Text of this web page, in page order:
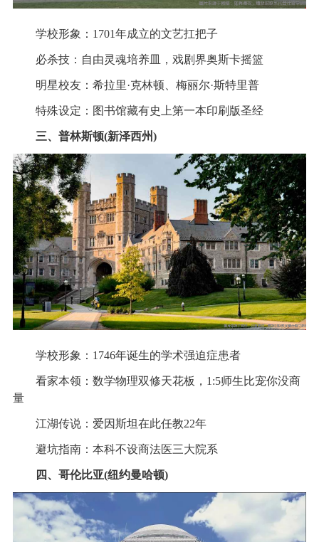
学校形象：1701年成立的文艺扛把子
必杀技：自由灵魂培养皿，戏剧界奥斯卡摇篮
明星校友：希拉里·克林顿、梅丽尔·斯特里普
特殊设定：图书馆藏有史上第一本印刷版圣经
三、普林斯顿(新泽西州)
学校形象：1746年诞生的学术强迫症患者
看家本领：数学物理双修天花板，1:5师生比宠你没商
量
江湖传说：爱因斯坦在此任教22年
避坑指南：本科不设商法医三大院系
四、哥伦比亚(纽约曼哈顿)